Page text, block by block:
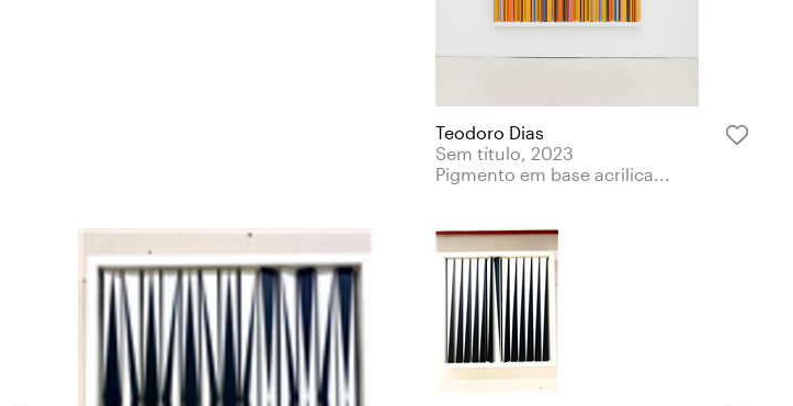
Teodoro Dias
Sem título, 2023
Pigmento em base acrilica...